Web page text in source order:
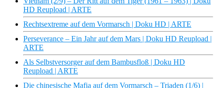
HD Reupload | ARTE
Rechtsextreme auf dem Vormarsch | Doku HD | ARTE
Perseverance – Ein Jahr auf dem Mars | Doku HD Reupload |
ARTE
Als Selbstversorger auf dem Bambusfloß | Doku HD
Reupload | ARTE
Die chinesische Mafia auf dem Vormarsch – Triaden (1/6) |